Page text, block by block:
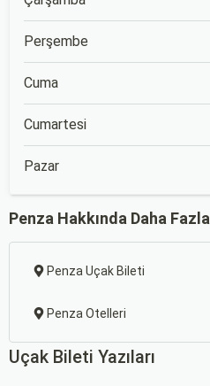
Perşembe
Cuma
Cumartesi
Pazar
Penza Hakkında Daha Fazla
Penza Uçak Bileti
Penza Otelleri
Uçak Bileti Yazıları